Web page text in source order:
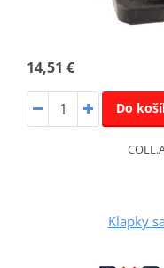
14,51 €
Do
Klapky